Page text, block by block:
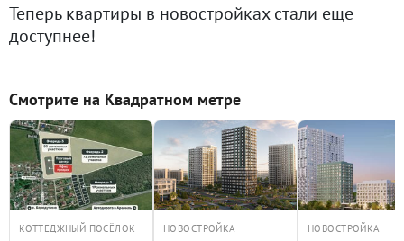
Теперь квартиры в новостройках стали еще
доступнее!
Смотрите на Квадратном метре
КОТТЕДЖНЫЙ ПОСЁЛОК НОВОСТРОЙКА НОВОСТРОЙКА